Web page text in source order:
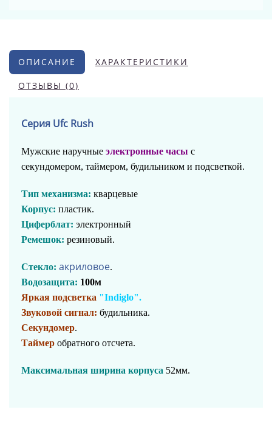
ОПИСАНИЕ ХАРАКТЕРИСТИКИ
ОТЗЫВЫ (0)
Серия Ufc Rush
Мужские наручные электронные часы с
секундомером, таймером, будильником и подсветкой.
Тип механизма: кварцевые
Корпус: пластик.
Циферблат: электронный
Ремешок: резиновый.
Стекло: акриловое.
Водозащита: 100м
Яркая подсветка "Indiglo".
Звуковой сигнал: будильника.
Секундомер.
Таймер обратного отсчета.
Максимальная ширина корпуса 52мм.